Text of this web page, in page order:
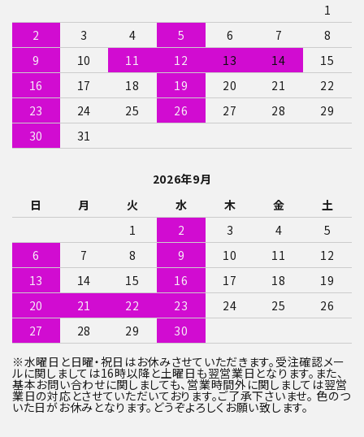
検索する
1
2
3 4 5 6 7
8
9
10 11 12 13 14
15
16
17 18 19 20 21
22
23
24 25 26 27 28
29
30
31
2026年9月
日
月 火 水 木 金
土
1
2 3 4
5
6
7 8 9 10 11
12
13
14 15 16 17 18
19
20
21 22 23 24 25
26
27
28 29
30
※水曜日と日曜・祝日はお休みさせていただきます。受注確認メー
ルに関しましては16時以降と土曜日も翌営業日となります。また、
基本お問い合わせに関しましても、営業時間外に関しましては翌営
業日の対応とさせていただいております。ご了承下さいませ。 色のつ
いた日がお休みとなります。どうぞよろしくお願い致します。